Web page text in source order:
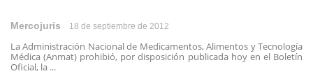
Mercojuris 18 de septiembre de 2012
La Administración Nacional de Medicamentos, Alimentos y Tecnología
Médica (Anmat) prohibió, por disposición publicada hoy en el Boletín
Oficial, la ...